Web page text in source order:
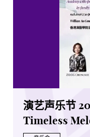
演艺声乐节
Timeless